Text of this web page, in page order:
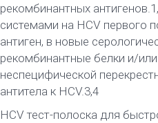
рекомбинантных
системами на HCV первого
антиген, в новые
рекомбинантные белки и/
неспецифической
антитела к HCV.3,4
HCV тест-полоска для